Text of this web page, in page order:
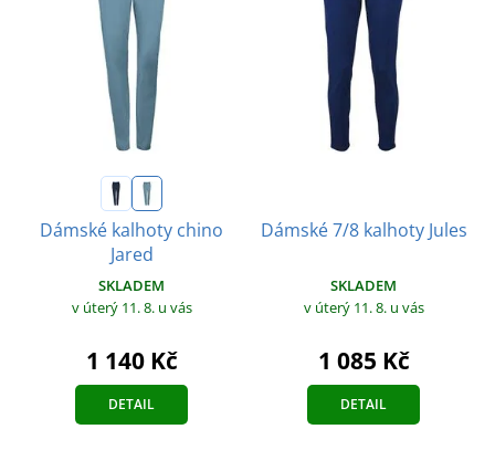
Dámské kalhoty chino
Jared
SKLADEM
v úterý 11. 8. u vás
1 140 Kč
DETAIL
Dámské 7/8 kalhoty Jules
SKLADEM
v úterý 11. 8. u vás
1 085 Kč
DETAIL